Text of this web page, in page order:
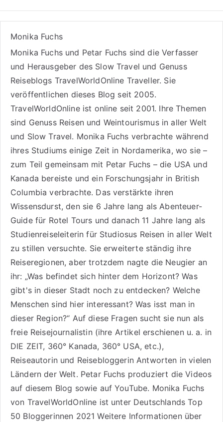
Monika Fuchs
Monika Fuchs und Petar Fuchs sind die Verfasser
und Herausgeber des Slow Travel und Genuss
Reiseblogs TravelWorldOnline Traveller. Sie
veröffentlichen dieses Blog seit 2005.
TravelWorldOnline ist online seit 2001. Ihre Themen
sind Genuss Reisenund Weintourismusin aller Welt
und Slow Travel. Monika Fuchs verbrachte während
ihres Studiums einige Zeit in Nordamerika, wo sie –
zum Teil gemeinsam mit Petar Fuchs – die USA und
Kanada bereiste und ein Forschungsjahr in British
Columbia verbrachte. Das verstärkte ihren
Wissensdurst, den sie 6 Jahre lang als Abenteuer-
Guide für Rotel Tours und danach 11 Jahre lang als
Studienreiseleiterin für Studiosus Reisen in aller Welt
zu stillen versuchte. Sie erweiterte ständig ihre
Reiseregionen, aber trotzdem nagte die Neugier an
ihr: „Was befindet sich hinter dem Horizont? Was
gibt's in dieser Stadt noch zu entdecken? Welche
Menschen sind hier interessant? Was isst man in
dieser Region?“ Auf diese Fragen sucht sie nun als
freie Reisejournalistin (ihre Artikel erschienen u. a. in
DIE ZEIT, 360° Kanada, 360° USA, etc.),
Reiseautorinund Reisebloggerin Antworten in vielen
Ländern der Welt. Petar Fuchs produziert die Videos
auf diesem Blog sowie aufYouTube. Monika Fuchs
von TravelWorldOnline ist unter Deutschlands Top
50 Bloggerinnen 2021 Weitere Informationen über